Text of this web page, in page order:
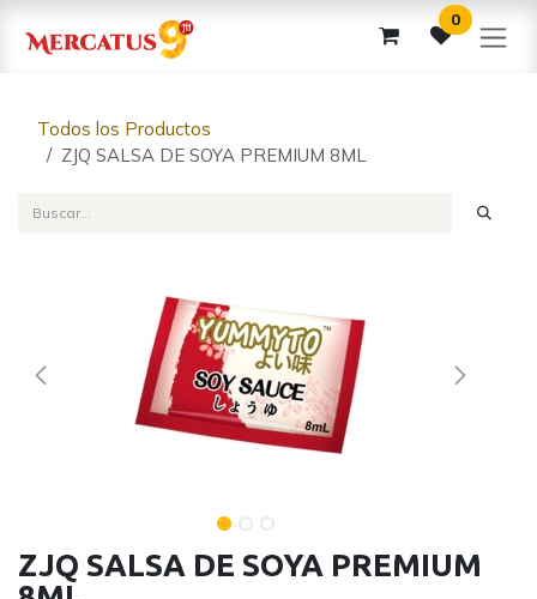
0
Todos los Productos
ZJQ SALSA DE SOYA PREMIUM 8ML
ZJQ SALSA DE SOYA PREMIUM